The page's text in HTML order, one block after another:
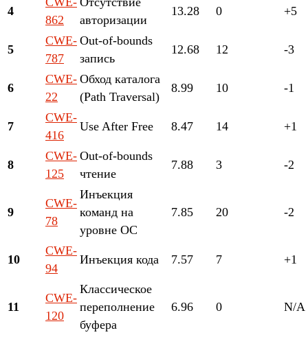
4
862
авторизации
13.28 0 +5
5
CWE-
787
Out-of-bounds
запись
12.68 12 -3
6
CWE-
22
Обход каталога
(Path Traversal)
8.99 10 -1
7
CWE-
416
Use After Free 8.47 14 +1
8
CWE-
125
Out-of-bounds
чтение
7.88 3 -2
9
CWE-
78
Инъекция
команд на
уровне ОС
7.85 20 -2
10
CWE-
94
Инъекция кода 7.57 7 +1
11
CWE-
120
Классическое
переполнение
буфера
6.96 0 N/A